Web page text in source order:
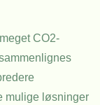
CO2-
mulige løsninger